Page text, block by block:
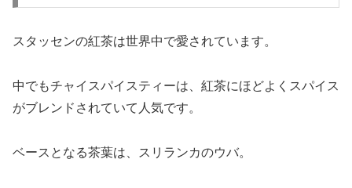
スタッセンの紅茶は世界中で愛されています。
中でもチャイスパイスティーは、紅茶にほどよくスパイス
がブレンドされていて人気です。
ベースとなる茶葉は、スリランカのウバ。